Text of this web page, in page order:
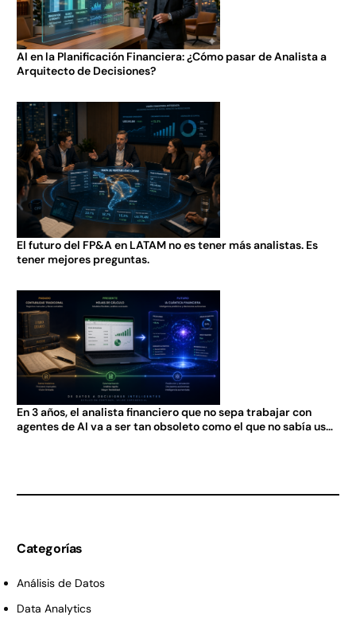
AI en la Planificación Financiera: ¿Cómo pasar de Analista a
Arquitecto de Decisiones?
El futuro del FP&A en LATAM no es tener más analistas. Es
tener mejores preguntas.
En 3 años, el analista financiero que no sepa trabajar con
agentes de AI va a ser tan obsoleto como el que no sabía usar
Categorías
Análisis de Datos
Data Analytics